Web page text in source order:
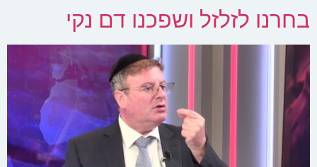
בחרנו לזלזל ושפכנו דם נקי